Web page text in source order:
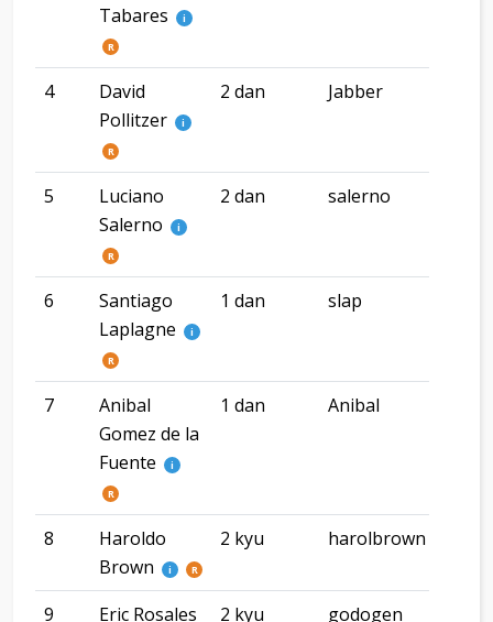
Tabares
i
R
4
David
Pollitzer
i
R
2 dan Jabber
5
Luciano
Salerno
i
R
2 dan salerno
6
Santiago
Laplagne
i
R
1 dan slap
7
Anibal
Gomez de la
Fuente
i
R
1 dan Anibal
8
Haroldo
Brown
i R
2 kyu harolbrown
9 Eric Rosales 2 kyu godogen